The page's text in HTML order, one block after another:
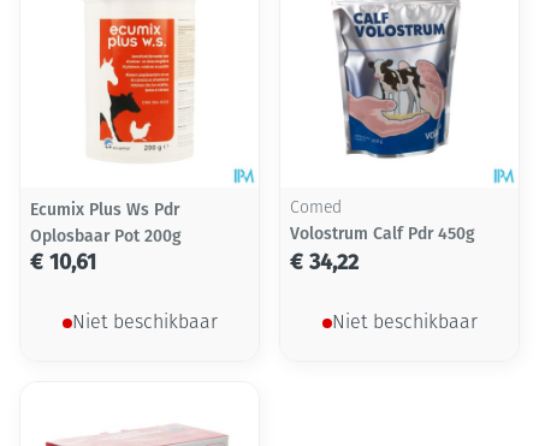
Ecumix Plus Ws Pdr
Oplosbaar Pot 200g
€ 10,61
Niet beschikbaar
Comed
Volostrum Calf Pdr 450g
€ 34,22
Niet beschikbaar